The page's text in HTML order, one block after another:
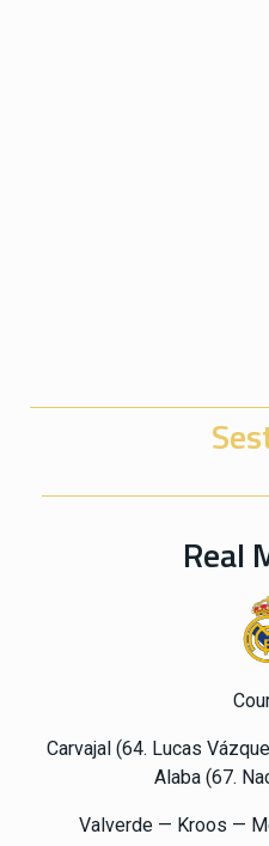
Real
Carvajal (64. Lucas
Alaba (67.
Valverde — Kroos —